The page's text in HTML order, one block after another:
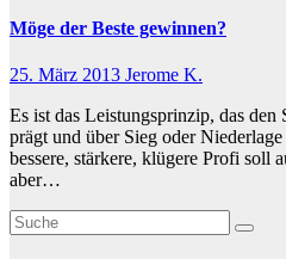
Möge der Beste gewinnen?
25. März 2013 Jerome K.
Es ist das Leistungsprinzip, das den
prägt und über Sieg oder
bessere, stärkere, klügere Profi soll
aber…